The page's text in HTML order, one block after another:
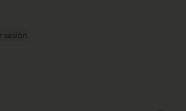
sesión